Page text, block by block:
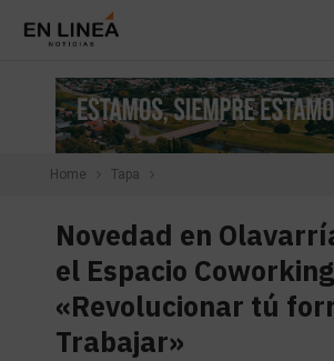
Home Tapa
Novedad en
el Espacio
«Revolucionar tú
Trabajar»